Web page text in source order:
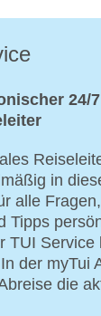
24/7
in
alle Fragen,
Tipps
TUI Service
der myTui
die